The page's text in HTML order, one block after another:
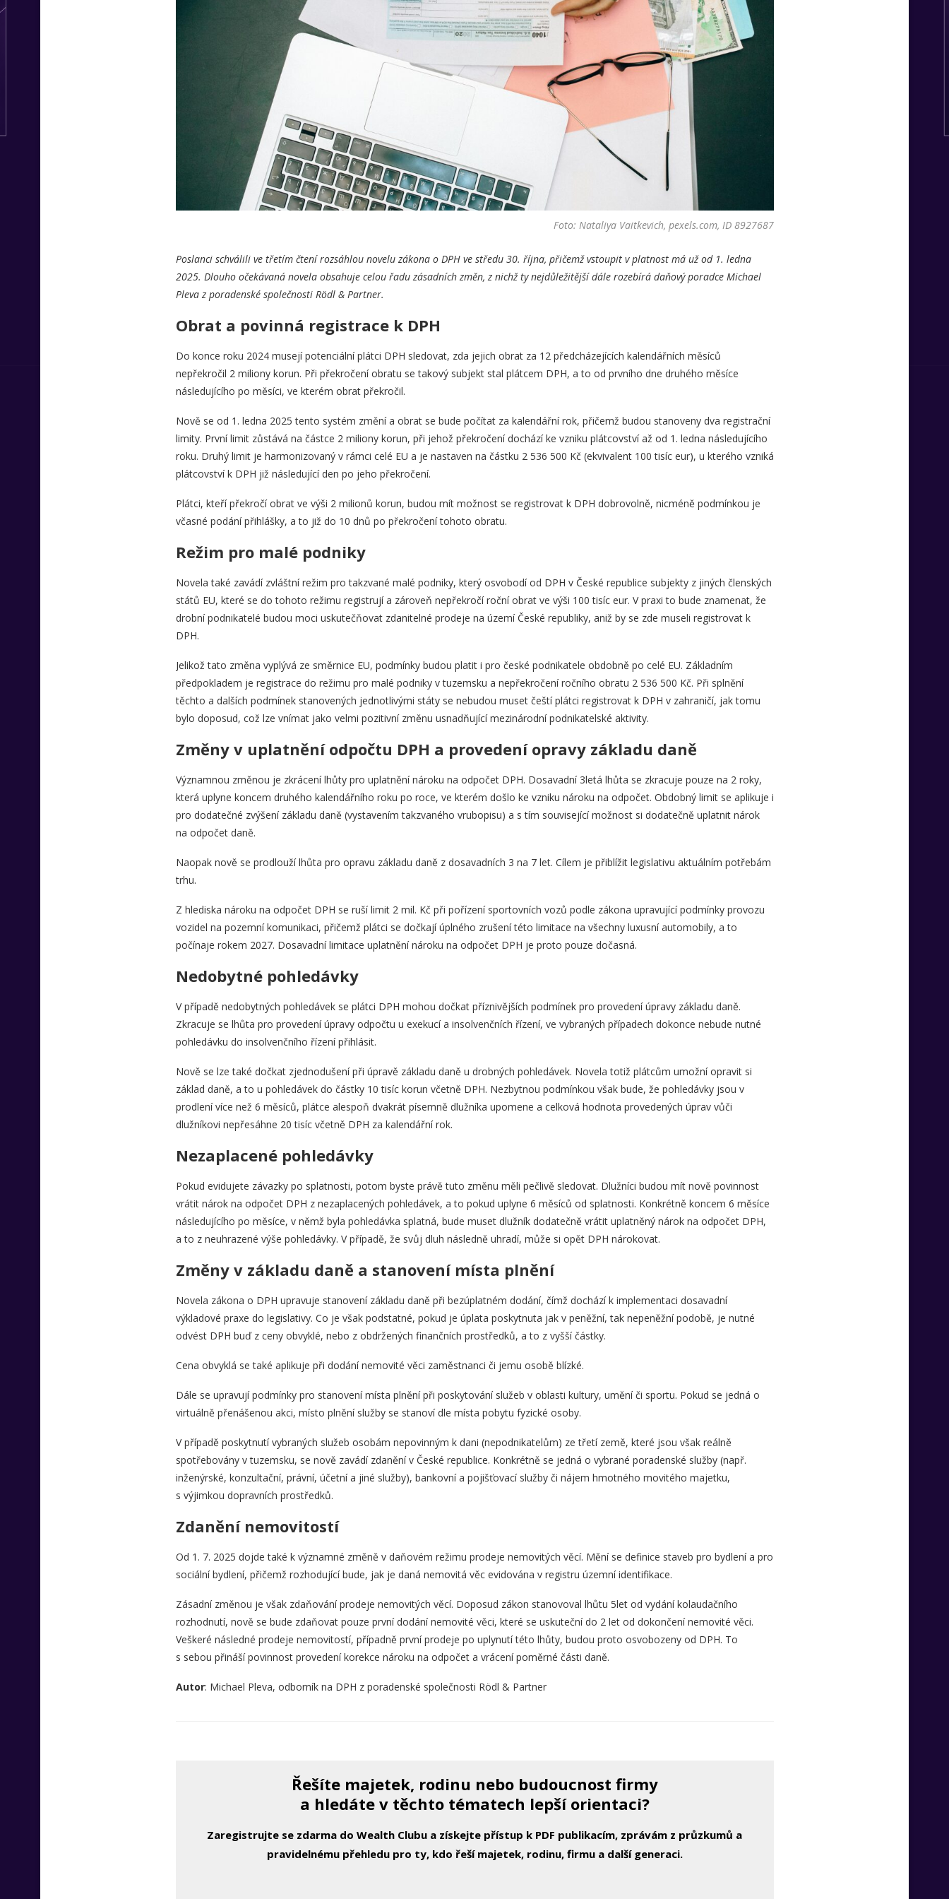
Foto: Nataliya Vaitkevich, pexels.com, ID 8927687
Poslanci schválili ve třetím čtení rozsáhlou novelu zákona o DPH ve středu 30. října, přičemž vstoupit v platnost má už od 1. ledna
2025. Dlouho očekávaná novela obsahuje celou řadu zásadních změn, z nichž ty nejdůležitější dále rozebírá daňový poradce Michael
Pleva z poradenské společnosti Rödl & Partner.
Obrat a povinná registrace k DPH
Do konce roku 2024 musejí potenciální plátci DPH sledovat, zda jejich obrat za 12 předcházejících kalendářních měsíců
nepřekročil 2 miliony korun. Při překročení obratu se takový subjekt stal plátcem DPH, a to od prvního dne druhého měsíce
následujícího po měsíci, ve kterém obrat překročil.
Nově se od 1. ledna 2025 tento systém změní a obrat se bude počítat za kalendářní rok, přičemž budou stanoveny dva registrační
limity. První limit zůstává na částce 2 miliony korun, při jehož překročení dochází ke vzniku plátcovství až od 1. ledna následujícího
roku. Druhý limit je harmonizovaný v rámci celé EU a je nastaven na částku 2 536 500 Kč (ekvivalent 100 tisíc eur), u kterého vzniká
plátcovství k DPH již následující den po jeho překročení.
Plátci, kteří překročí obrat ve výši 2 milionů korun, budou mít možnost se registrovat k DPH dobrovolně, nicméně podmínkou je
včasné podání přihlášky, a to již do 10 dnů po překročení tohoto obratu.
Režim pro malé podniky
Novela také zavádí zvláštní režim pro takzvané malé podniky, který osvobodí od DPH v České republice subjekty z jiných členských
států EU, které se do tohoto režimu registrují a zároveň nepřekročí roční obrat ve výši 100 tisíc eur. V praxi to bude znamenat, že
drobní podnikatelé budou moci uskutečňovat zdanitelné prodeje na území České republiky, aniž by se zde museli registrovat k
DPH.
Jelikož tato změna vyplývá ze směrnice EU, podmínky budou platit i pro české podnikatele obdobně po celé EU. Základním
předpokladem je registrace do režimu pro malé podniky v tuzemsku a nepřekročení ročního obratu 2 536 500 Kč. Při splnění
těchto a dalších podmínek stanovených jednotlivými státy se nebudou muset čeští plátci registrovat k DPH v zahraničí, jak tomu
bylo doposud, což lze vnímat jako velmi pozitivní změnu usnadňující mezinárodní podnikatelské aktivity.
Změny v uplatnění odpočtu DPH a provedení opravy základu daně
Významnou změnou je zkrácení lhůty pro uplatnění nároku na odpočet DPH. Dosavadní 3letá lhůta se zkracuje pouze na 2 roky,
která uplyne koncem druhého kalendářního roku po roce, ve kterém došlo ke vzniku nároku na odpočet. Obdobný limit se aplikuje i
pro dodatečné zvýšení základu daně (vystavením takzvaného vrubopisu) a s tím související možnost si dodatečně uplatnit nárok
na odpočet daně.
Naopak nově se prodlouží lhůta pro opravu základu daně z dosavadních 3 na 7 let. Cílem je přiblížit legislativu aktuálním potřebám
trhu.
Z hlediska nároku na odpočet DPH se ruší limit 2 mil. Kč při pořízení sportovních vozů podle zákona upravující podmínky provozu
vozidel na pozemní komunikaci, přičemž plátci se dočkají úplného zrušení této limitace na všechny luxusní automobily, a to
počínaje rokem 2027. Dosavadní limitace uplatnění nároku na odpočet DPH je proto pouze dočasná.
Nedobytné pohledávky
V případě nedobytných pohledávek se plátci DPH mohou dočkat příznivějších podmínek pro provedení úpravy základu daně.
Zkracuje se lhůta pro provedení úpravy odpočtu u exekucí a insolvenčních řízení, ve vybraných případech dokonce nebude nutné
pohledávku do insolvenčního řízení přihlásit.
Nově se lze také dočkat zjednodušení při úpravě základu daně u drobných pohledávek. Novela totiž plátcům umožní opravit si
základ daně, a to u pohledávek do částky 10 tisíc korun včetně DPH. Nezbytnou podmínkou však bude, že pohledávky jsou v
prodlení více než 6 měsíců, plátce alespoň dvakrát písemně dlužníka upomene a celková hodnota provedených úprav vůči
dlužníkovi nepřesáhne 20 tisíc včetně DPH za kalendářní rok.
Nezaplacené pohledávky
Pokud evidujete závazky po splatnosti, potom byste právě tuto změnu měli pečlivě sledovat. Dlužníci budou mít nově povinnost
vrátit nárok na odpočet DPH z nezaplacených pohledávek, a to pokud uplyne 6 měsíců od splatnosti. Konkrétně koncem 6 měsíce
následujícího po měsíce, v němž byla pohledávka splatná, bude muset dlužník dodatečně vrátit uplatněný nárok na odpočet DPH,
a to z neuhrazené výše pohledávky. V případě, že svůj dluh následně uhradí, může si opět DPH nárokovat.
Změny v základu daně a stanovení místa plnění
Novela zákona o DPH upravuje stanovení základu daně při bezúplatném dodání, čímž dochází k implementaci dosavadní
výkladové praxe do legislativy. Co je však podstatné, pokud je úplata poskytnuta jak v peněžní, tak nepeněžní podobě, je nutné
odvést DPH buď z ceny obvyklé, nebo z obdržených finančních prostředků, a to z vyšší částky.
Cena obvyklá se také aplikuje při dodání nemovité věci zaměstnanci či jemu osobě blízké.
Dále se upravují podmínky pro stanovení místa plnění při poskytování služeb v oblasti kultury, umění či sportu. Pokud se jedná o
virtuálně přenášenou akci, místo plnění služby se stanoví dle místa pobytu fyzické osoby.
V případě poskytnutí vybraných služeb osobám nepovinným k dani (nepodnikatelům) ze třetí země, které jsou však reálně
spotřebovány v tuzemsku, se nově zavádí zdanění v České republice. Konkrétně se jedná o vybrané poradenské služby (např.
inženýrské, konzultační, právní, účetní a jiné služby), bankovní a pojišťovací služby či nájem hmotného movitého majetku,
s výjimkou dopravních prostředků.
Zdanění nemovitostí
Od 1. 7. 2025 dojde také k významné změně v daňovém režimu prodeje nemovitých věcí. Mění se definice staveb pro bydlení a pro
sociální bydlení, přičemž rozhodující bude, jak je daná nemovitá věc evidována v registru územní identifikace.
Zásadní změnou je však zdaňování prodeje nemovitých věcí. Doposud zákon stanovoval lhůtu 5let od vydání kolaudačního
rozhodnutí, nově se bude zdaňovat pouze první dodání nemovité věci, které se uskuteční do 2 let od dokončení nemovité věci.
Veškeré následné prodeje nemovitostí, případně první prodeje po uplynutí této lhůty, budou proto osvobozeny od DPH. To
s sebou přináší povinnost provedení korekce nároku na odpočet a vrácení poměrné části daně.
Autor: Michael Pleva, odborník na DPH z poradenské společnosti Rödl & Partner
Řešíte majetek, rodinu nebo budoucnost firmy
a hledáte v těchto tématech lepší orientaci?
Zaregistrujte se zdarma do Wealth Clubu a získejte přístup k PDF publikacím, zprávám z průzkumů a
pravidelnému přehledu pro ty, kdo řeší majetek, rodinu, firmu a další generaci.